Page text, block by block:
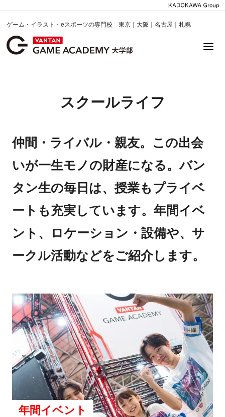
ゲーム・イラスト・eスポーツの専門校 東京｜大阪｜名古屋｜札幌
スクールライフ
仲間・ライバル・親友。この出会
いが一生モノの財産になる。バン
タン生の毎日は、授業もプライベ
ートも充実しています。年間イベ
ント、ロケーション・設備や、サ
ークル活動などをご紹介します。
年間イベント